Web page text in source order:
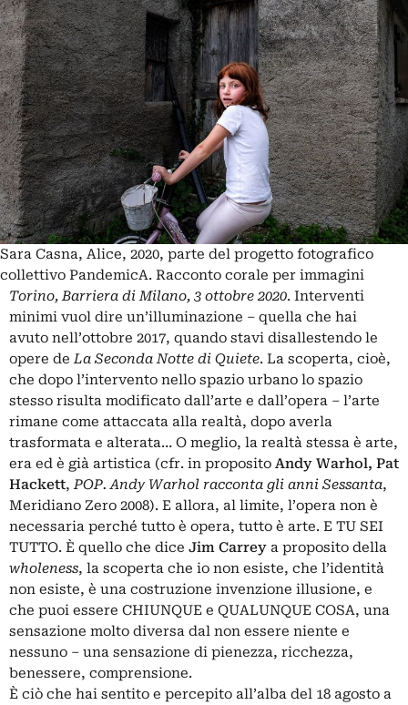
Sara Casna, Alice, 2020, parte del progetto fotografico
collettivo PandemicA. Racconto corale per immagini
Torino, Barriera di Milano, 3 ottobre 2020. Interventi
minimi vuol dire un’illuminazione – quella che hai
avuto nell’ottobre 2017, quando stavi disallestendo le
opere deLa Seconda Notte di Quiete. La scoperta, cioè,
che dopo l’intervento nello spazio urbano lo spazio
stesso risulta modificato dall’arte e dall’opera – l’arte
rimane come attaccata alla realtà, dopo averla
trasformata e alterata… O meglio, la realtà stessa è arte,
era ed è già artistica (cfr. in proposito Andy Warhol, Pat
Hackett,POP. Andy Warhol racconta gli anni Sessanta,
Meridiano Zero 2008). E allora, al limite, l’opera non è
necessaria perché tutto è opera, tutto è arte. E TU SEI
TUTTO. È quello che dice Jim Carrey a proposito della
wholeness, la scoperta che io non esiste, che l’identità
non esiste, è una costruzione invenzione illusione, e
che puoi essere CHIUNQUE e QUALUNQUE COSA, una
sensazione molto diversa dal non essere niente e
nessuno – una sensazione di pienezza, ricchezza,
benessere, comprensione.
È ciò che hai sentito e percepito all’alba del 18 agosto a